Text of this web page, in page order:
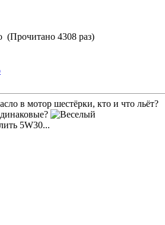
4308 раз)
в мотор шестёрки, кто и что льёт?
5W30...